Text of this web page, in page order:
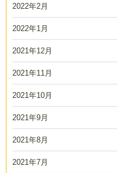
2022年2月
2022年1月
2021年12月
2021年11月
2021年10月
2021年9月
2021年8月
2021年7月